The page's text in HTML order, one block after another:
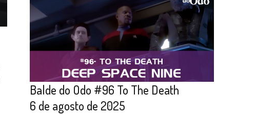
Balde do Odo #96 To The Death
6 de agosto de 2025